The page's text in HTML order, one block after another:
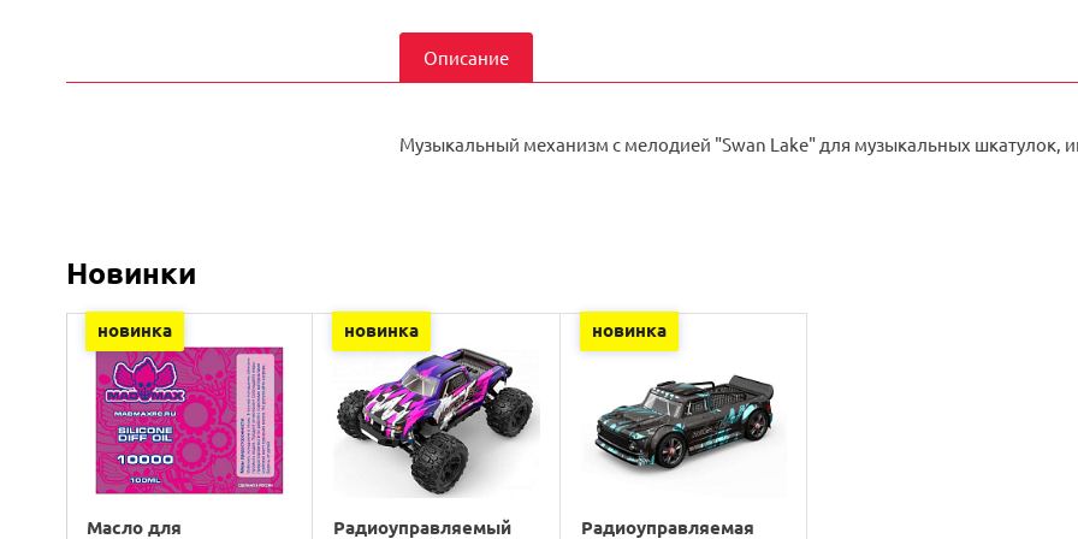
Описание
Музыкальный механизм с мелодией "Swan Lake" для музыкальных шкатулок,
Новинки
новинка
Масло для
новинка
Радиоуправляемый
новинка
Радиоуправляемая